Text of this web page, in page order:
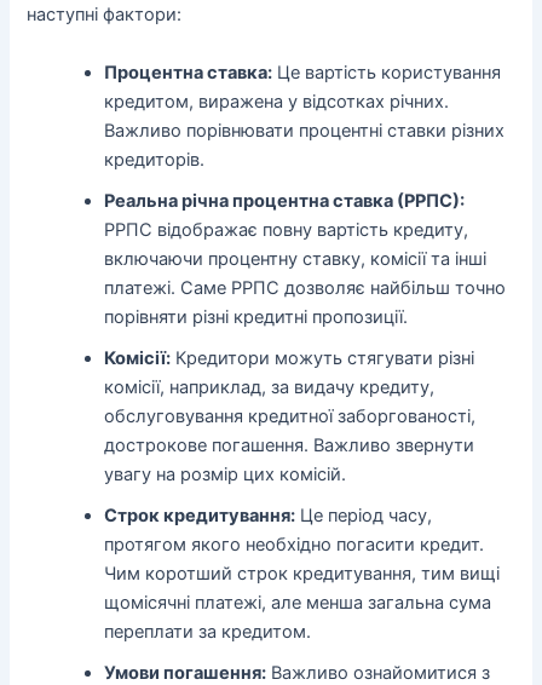
наступні фактори:
Процентна ставка: Це вартість користування
кредитом, виражена у відсотках річних.
Важливо порівнювати процентні ставки різних
кредиторів.
Реальна річна процентна ставка (РРПС):
РРПС відображає повну вартість кредиту,
включаючи процентну ставку, комісії та інші
платежі. Саме РРПС дозволяє найбільш точно
порівняти різні кредитні пропозиції.
Комісії: Кредитори можуть стягувати різні
комісії, наприклад, за видачу кредиту,
обслуговування кредитної заборгованості,
дострокове погашення. Важливо звернути
увагу на розмір цих комісій.
Строк кредитування: Це період часу,
протягом якого необхідно погасити кредит.
Чим коротший строк кредитування, тим вищі
щомісячні платежі, але менша загальна сума
переплати за кредитом.
Умови погашення: Важливо ознайомитися з